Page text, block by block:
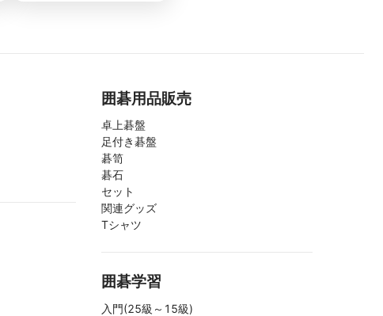
囲碁用品販売
卓上碁盤
足付き碁盤
碁笥
碁石
セット
関連グッズ
Tシャツ
囲碁学習
入門(25級～15級)